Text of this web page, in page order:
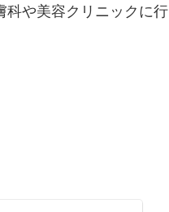
科や美容クリニックに行